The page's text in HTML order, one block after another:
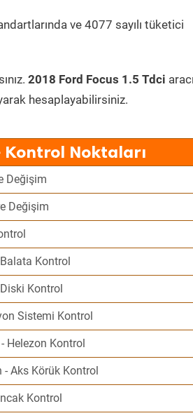
ve 4077 sayılı tüketici
2018 Ford Focus 1.5 Tdci
hesaplayabilirsiniz.
Kontrol Noktaları
Değişim
Değişim
Kontrol
Kontrol
Sistemi Kontrol
Helezon Kontrol
- Aks Körük Kontrol
Kontrol